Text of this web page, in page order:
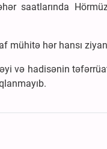
saatlarında
mühitə hər hansı
və hadisənin